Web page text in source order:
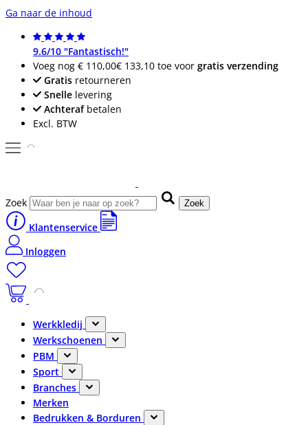
Ga naar de inhoud
9.6/10 "Fantastisch!"
Voeg nog € 110,00€ 133,10 toe voor gratis verzending
Gratis retourneren
Snelle levering
Achterafbetalen
Excl. BTW
Zoek Zoek
Klantenservice
Inloggen
Werkkledij
Werkschoenen
PBM
Sport
Branches
Merken
Bedrukken & Borduren